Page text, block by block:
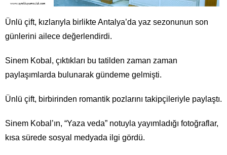
Ünlü çift, kızlarıyla birlikte Antalya’da yaz sezonunun son
günlerini ailece değerlendirdi.
Sinem Kobal, çıktıkları bu tatilden zaman zaman
paylaşımlarda bulunarak gündeme gelmişti.
Ünlü çift, birbirinden romantik pozlarını takipçileriyle paylaştı.
Sinem Kobal’ın, “Yaza veda” notuyla yayımladığı fotoğraflar,
kısa sürede sosyal medyada ilgi gördü.